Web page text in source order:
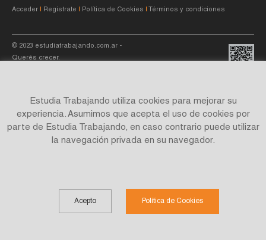
Acceder Registrate Política de Cookies Términos y condiciones
© 2023 estudiatrabajando.com.ar -
Querés crecer.
Site by
Estudia Trabajando utiliza cookies para mejorar su
experiencia. Asumimos que acepta el uso de cookies por
parte de Estudia Trabajando, en caso contrario puede utilizar
la navegación privada en su navegador.
Acepto Política de Cookies